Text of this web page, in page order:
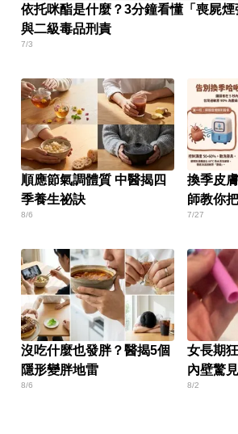
依托咪酯是什麼？3分鐘看懂「喪屍煙
與二級毒品刑責
7/3
順應節氣調體質 中醫揭四
季養生祕訣
8/6
換季皮
師教你
間擦這
7/27
沒吃什麼也發胖？醫揭5個
隱形變胖地雷
8/6
女長期
內壁驚
隱患
8/2